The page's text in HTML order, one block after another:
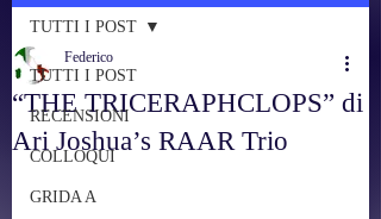
TUTTI I POST
RECENSIONI
COLLOQUI
GRIDA A
TUTTI I POST
“THE TRICERAPHCLOPS” di
Ari Joshua’s RAAR Trio
Federico